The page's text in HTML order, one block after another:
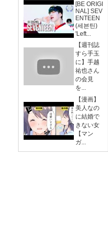
[BE ORIGI
NAL] SEV
ENTEEN
(세븐틴)
'Left...
【週刊誌
すら手玉
に】手越
祐也さん
の会見
を...
【漫画】
美人なの
に結婚で
きない女
【マン
ガ...